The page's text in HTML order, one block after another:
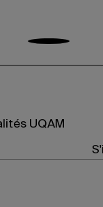
UQAM